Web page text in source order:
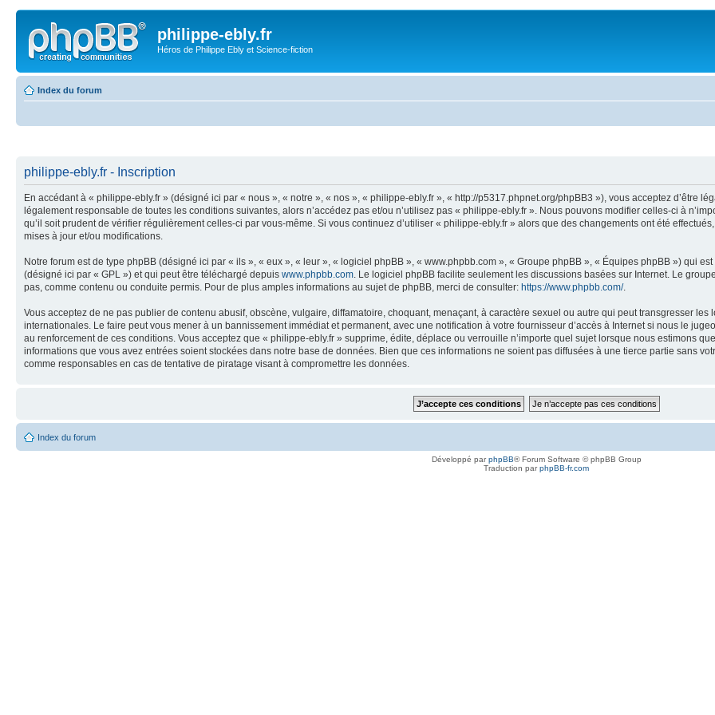
philippe-ebly.fr
Héros de Philippe Ebly et Science-fiction
Index du forum
philippe-ebly.fr - Inscription
En accédant à « philippe-ebly.fr » (désigné ici par « nous », « notre », « nos », « philippe-ebly.fr », « http://p5317.phpnet.org/phpBB3 »), vous acceptez d’être
légalement responsable de toutes les conditions suivantes, alors n’accédez pas et/ou n’utilisez pas « philippe-ebly.fr ». Nous pouvons modifier celles-ci à
qu’il soit prudent de vérifier régulièrement celles-ci par vous-même. Si vous continuez d’utiliser « philippe-ebly.fr » alors que des changements ont été
mises à jour et/ou modifications.
Notre forum est de type phpBB (désigné ici par « ils », « eux », « leur », « logiciel phpBB », « www.phpbb.com », « Groupe phpBB », « Équipes phpBB ») qui
(désigné ici par « GPL ») et qui peut être téléchargé depuis www.phpbb.com. Le logiciel phpBB facilite seulement les discussions basées sur Internet. Le
pas, comme contenu ou conduite permis. Pour de plus amples informations au sujet de phpBB, merci de consulter: https://www.phpbb.com/.
Vous acceptez de ne pas publier de contenu abusif, obscène, vulgaire, diffamatoire, choquant, menaçant, à caractère sexuel ou autre qui peut transgresser
internationales. Le faire peut vous mener à un bannissement immédiat et permanent, avec une notification à votre fournisseur d’accès à Internet si nous le
au renforcement de ces conditions. Vous acceptez que « philippe-ebly.fr » supprime, édite, déplace ou verrouille n’importe quel sujet lorsque nous estimons
informations que vous avez entrées soient stockées dans notre base de données. Bien que ces informations ne soient pas diffusées à une tierce partie sans
comme responsables en cas de tentative de piratage visant à compromettre les données.
Index du forum
Développé parphpBB® Forum Software © phpBB Group
Traduction parphpBB-fr.com